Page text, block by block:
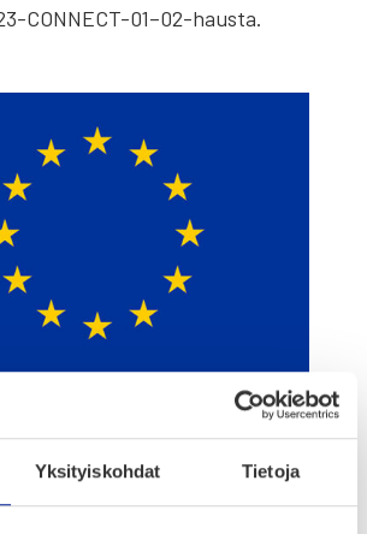
Yksityiskohdat Tietoja
CONNECT-01–02-hausta.
muka­na: